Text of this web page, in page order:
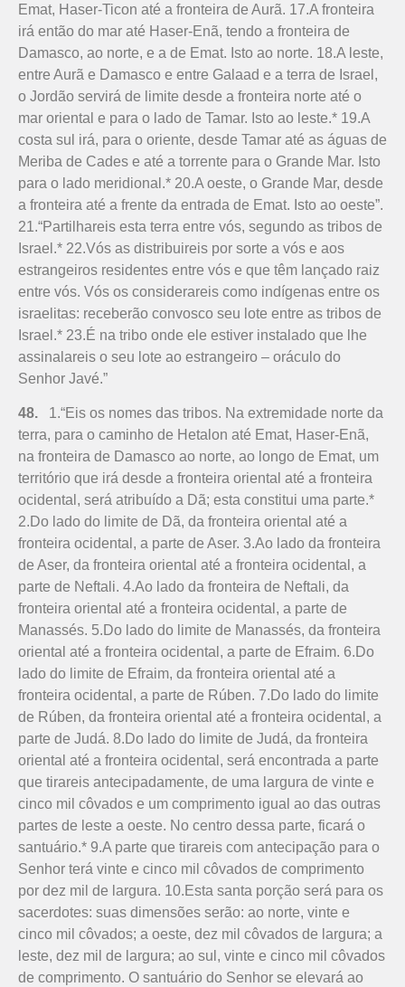
Emat, Haser-Ticon até a fronteira de Aurã. 17.A fronteira
irá então do mar até Haser-Enã, tendo a fronteira de
Damasco, ao norte, e a de Emat. Isto ao norte. 18.A leste,
entre Aurã e Damasco e entre Galaad e a terra de Israel,
o Jordão servirá de limite desde a fronteira norte até o
mar oriental e para o lado de Tamar. Isto ao leste.* 19.A
costa sul irá, para o oriente, desde Tamar até as águas de
Meriba de Cades e até a torrente para o Grande Mar. Isto
para o lado meridio­nal.* 20.A oeste, o Grande Mar, desde
a fronteira até a frente da entrada de Emat. Isto ao oeste”.
21.“Partilhareis esta terra entre vós, segundo as tribos de
Israel.* 22.Vós as distribuireis por sorte a vós e aos
estrangeiros residentes entre vós e que têm lançado raiz
entre vós. Vós os considerareis como indígenas entre os
israelitas: receberão convosco seu lote entre as tribos de
Israel.* 23.É na tribo onde ele estiver instalado que lhe
assinalareis o seu lote ao estrangeiro – oráculo do
Senhor Javé.”
48. 1.“Eis os nomes das tribos. Na extremidade norte da
terra, para o caminho de Hetalon até Emat, Haser-Enã,
na fronteira de Damasco ao norte, ao longo de Emat, um
território que irá desde a fronteira oriental até a fronteira
ocidental, será atribuído a Dã; esta cons­titui uma parte.*
2.Do lado do limite de Dã, da fronteira oriental até a
fronteira ocidental, a parte de Aser. 3.Ao lado da fronteira
de Aser, da fronteira oriental até a fronteira ocidental, a
parte de Neftali. 4.Ao lado da fronteira de Neftali, da
fronteira oriental até a fronteira ocidental, a parte de
Manassés. 5.Do lado do limite de Manassés, da fronteira
orien­tal até a fronteira ocidental, a parte de Efraim. 6.Do
lado do limite de Efraim, da fronteira oriental até a
fronteira ocidental, a parte de Rúben. 7.Do lado do limite
de Rúben, da fronteira oriental até a fronteira ocidental, a
parte de Judá. 8.Do lado do limite de Judá, da fronteira
oriental até a fronteira ocidental, será encontrada a parte
que tirareis antecipadamente, de uma largura de vinte e
cinco mil côvados e um comprimento igual ao das outras
partes de leste a oeste. No centro dessa parte, ficará o
santuário.* 9.A parte que tirareis com antecipação para o
Senhor terá vinte e cinco mil côvados de comprimento
por dez mil de largura. 10.Esta santa porção será para os
sacerdotes: suas dimensões serão: ao norte, vinte e
cinco mil côvados; a oeste, dez mil côvados de largura; a
leste, dez mil de largura; ao sul, vinte e cinco mil côvados
de comprimento. O santuário do Senhor se elevará ao